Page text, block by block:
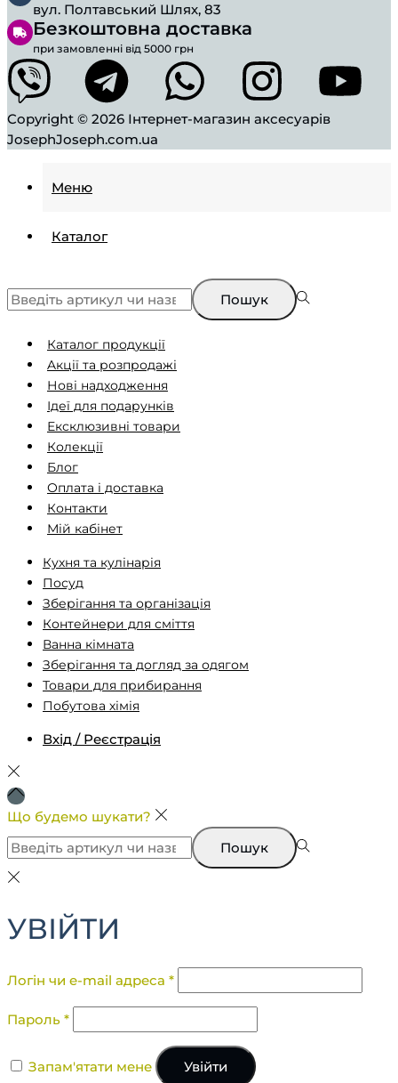
вул. Полтавський Шлях, 83
Безкоштовна доставка
при замовленні від 5000 грн
Copyright © 2026 Інтернет-магазин аксесуарів
JosephJoseph.com.ua
Меню
Каталог
Пошук
Каталог продукції
Aкції та розпродажі
Нові надходження
Ідеї ​​для подарунків
Ексклюзивні товари
Колекції
Блог
Оплата і доставка
Контакти
Мій кабінет
Кухня та кулінарія
Посуд
Зберігання та організація
Контейнери для сміття
Ванна кімната
Зберігання та догляд за одягом
Товари для прибирання
Побутова хімія
Вхід / Реєстрація
Що будемо шукати?
Пошук
УВІЙТИ
Логін чи e-mail адреса *
Пароль *
Запам'ятати мене Увійти